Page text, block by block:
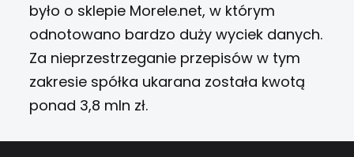
było o sklepie Morele.net, w którym
odnotowano bardzo duży wyciek danych.
Za nieprzestrzeganie przepisów w tym
zakresie spółka ukarana została kwotą
ponad 3,8 mln zł.